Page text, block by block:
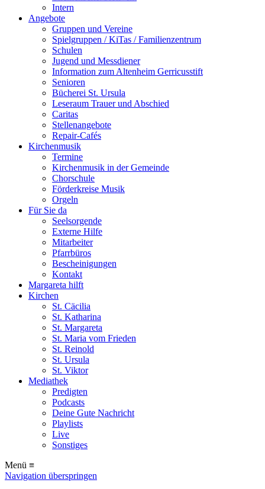
Intern
Angebote
Gruppen und Vereine
Spielgruppen / KiTas / Familienzentrum
Schulen
Jugend und Messdiener
Information zum Altenheim Gerricusstift
Senioren
Bücherei St. Ursula
Leseraum Trauer und Abschied
Caritas
Stellenangebote
Repair-Cafés
Kirchenmusik
Termine
Kirchenmusik in der Gemeinde
Chorschule
Förderkreise Musik
Orgeln
Für Sie da
Seelsorgende
Externe Hilfe
Mitarbeiter
Pfarrbüros
Bescheinigungen
Kontakt
Margareta hilft
Kirchen
St. Cäcilia
St. Katharina
St. Margareta
St. Maria vom Frieden
St. Reinold
St. Ursula
St. Viktor
Mediathek
Predigten
Podcasts
Deine Gute Nachricht
Playlists
Live
Sonstiges
Menü ≡
Navigation überspringen